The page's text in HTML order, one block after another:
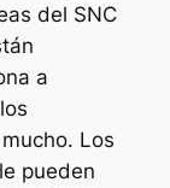
del SNC
a
Los
pueden